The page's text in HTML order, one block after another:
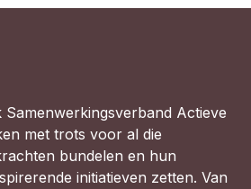
Samenwerkingsverband Actieve
met trots voor al die
bundelen en hun
initiatieven zetten. Van